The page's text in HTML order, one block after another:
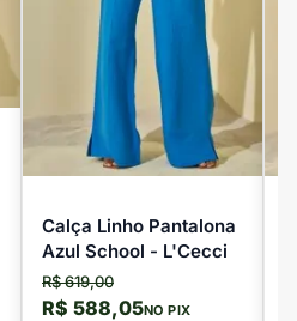
Calça Linho Pantalona
Azul School - L'Cecci
R$ 619,00
R$ 588,05NO PIX